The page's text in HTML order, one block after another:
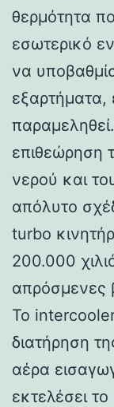
θερμότητα
εσωτερικό
να
επιθεώρηση
νερού και
απόλυτο
turbo
200.000
απρόσμενες
Το
διατήρηση
αέρα
εκτελέσει